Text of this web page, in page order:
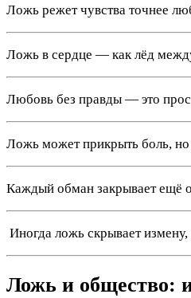
Ложь режет чувства точнее
Ложь в сердце — как лёд
Любовь без правды — это
Ложь может прикрыть боль, но
Каждый обман закрывает ещё
Иногда ложь скрывает
Ложь и общество: